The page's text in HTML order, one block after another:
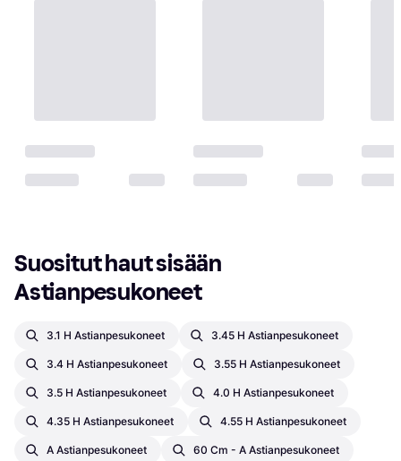
Suositut haut sisään
Astianpesukoneet
3.1 H Astianpesukoneet 3.45 H Astianpesukoneet
3.4 H Astianpesukoneet 3.55 H Astianpesukoneet
3.5 H Astianpesukoneet 4.0 H Astianpesukoneet
4.35 H Astianpesukoneet 4.55 H Astianpesukoneet
A Astianpesukoneet 60 Cm - A Astianpesukoneet